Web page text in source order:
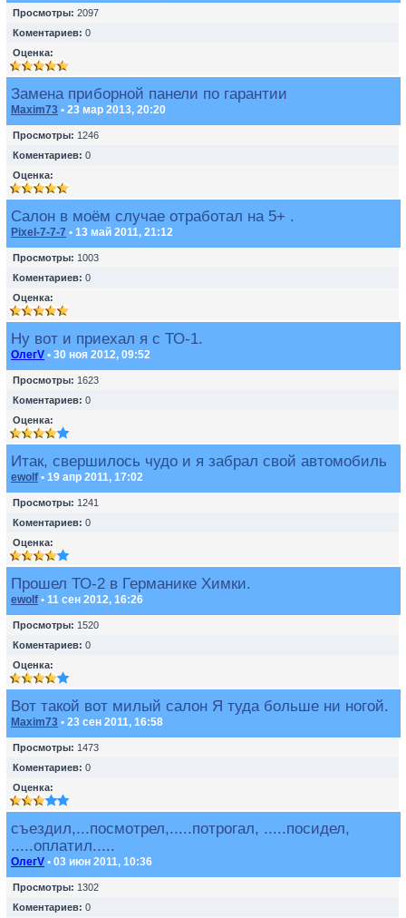
Просмотры: 2097
Коментариев: 0
Оценка:
Замена приборной панели по гарантии
Maxim73 • 23 мар 2013, 20:20
Просмотры: 1246
Коментариев: 0
Оценка:
Салон в моём случае отработал на 5+ .
Pixel-7-7-7 • 13 май 2011, 21:12
Просмотры: 1003
Коментариев: 0
Оценка:
Ну вот и приехал я с ТО-1.
ОлегV • 30 ноя 2012, 09:52
Просмотры: 1623
Коментариев: 0
Оценка:
Итак, свершилось чудо и я забрал свой автомобиль
ewolf • 19 апр 2011, 17:02
Просмотры: 1241
Коментариев: 0
Оценка:
Прошел ТО-2 в Германике Химки.
ewolf • 11 сен 2012, 16:26
Просмотры: 1520
Коментариев: 0
Оценка:
Вот такой вот милый салон Я туда больше ни ногой.
Maxim73 • 23 сен 2011, 16:58
Просмотры: 1473
Коментариев: 0
Оценка:
съездил,...посмотрел,.....потрогал, .....посидел,
.....оплатил.....
ОлегV • 03 июн 2011, 10:36
Просмотры: 1302
Коментариев: 0